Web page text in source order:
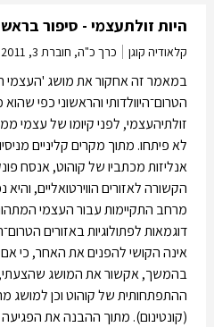
היות זולתעצמי - סיפור
קלאודיה קוגן כרך כ"ה, חוברת 3, 2011
במאמר זה אחקור את מושג 'העצמי
הטרום־היוולדותי והראשוני כפי
זולתיהעצמי, לפני קיומו של עצמי
לא פיתחו. מתוך מקרים קליניים
אנליזות מכתביו של קוהוט, אנסח
הקשורה לאזורים הווירטואליים, והיא
מרחב התקיימות עבור העצמי
דוגמאות לפתולוגיות באזורים
אינה הקושי להפנים את האחר, כי
בהמשך, אקשור את המושג
ההתפתחותית של קוהוט וכן למושג
(קונטינום). מתוך ההבנה את הפגיעה